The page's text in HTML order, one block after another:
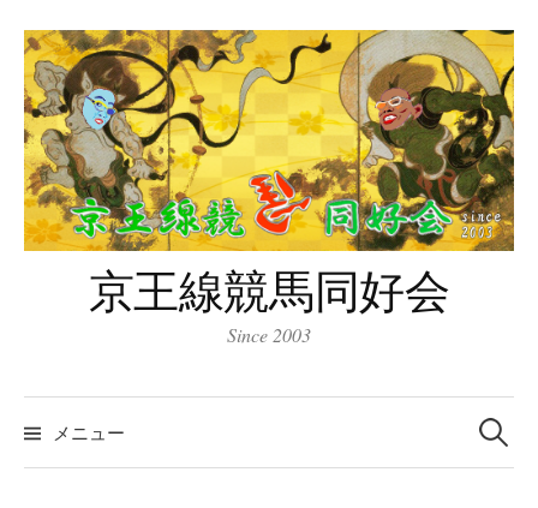
ン
テ
ン
ツ
へ
ス
キ
京王線競馬同好会
Since 2003
メニュー
検
索: